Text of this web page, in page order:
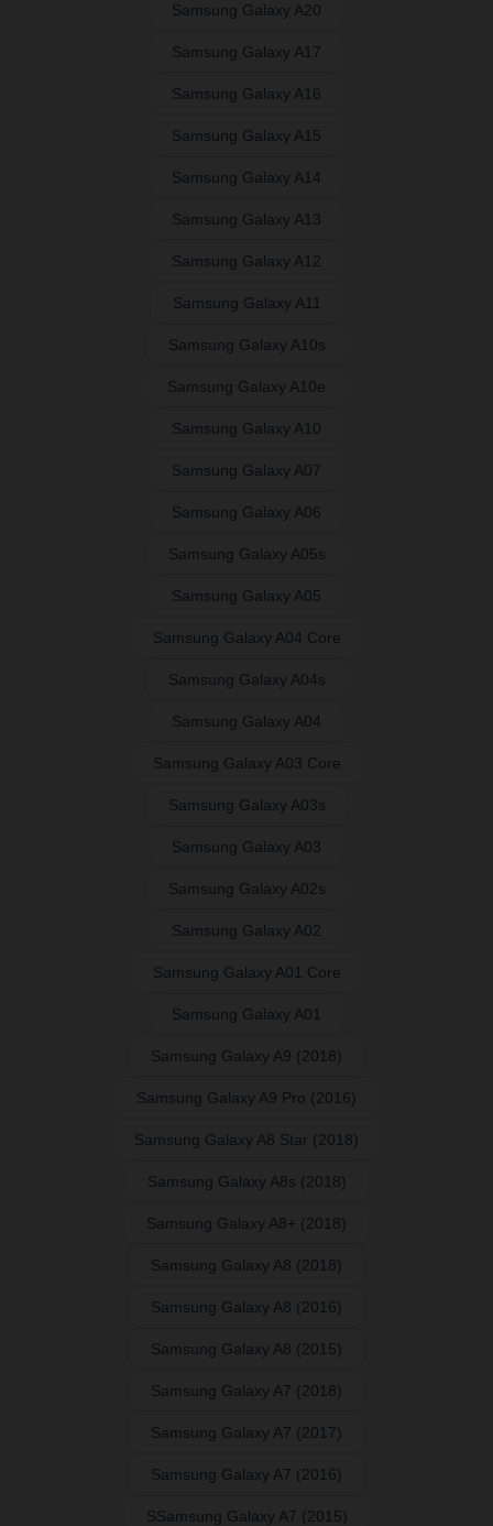
Samsung Galaxy A20
Samsung Galaxy A17
Samsung Galaxy A16
Samsung Galaxy A15
Samsung Galaxy A14
Samsung Galaxy A13
Samsung Galaxy A12
Samsung Galaxy A11
Samsung Galaxy A10s
Samsung Galaxy A10e
Samsung Galaxy A10
Samsung Galaxy A07
Samsung Galaxy A06
Samsung Galaxy A05s
Samsung Galaxy A05
Samsung Galaxy A04 Core
Samsung Galaxy A04s
Samsung Galaxy A04
Samsung Galaxy A03 Core
Samsung Galaxy A03s
Samsung Galaxy A03
Samsung Galaxy A02s
Samsung Galaxy A02
Samsung Galaxy A01 Core
Samsung Galaxy A01
Samsung Galaxy A9 (2018)
Samsung Galaxy A9 Pro (2016)
Samsung Galaxy A8 Star (2018)
Samsung Galaxy A8s (2018)
Samsung Galaxy A8+ (2018)
Samsung Galaxy A8 (2018)
Samsung Galaxy A8 (2016)
Samsung Galaxy A8 (2015)
Samsung Galaxy A7 (2018)
Samsung Galaxy A7 (2017)
Samsung Galaxy A7 (2016)
SSamsung Galaxy A7 (2015)